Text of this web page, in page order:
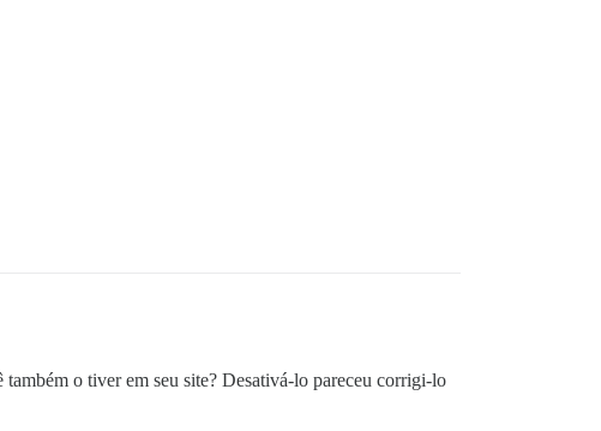
também o tiver em seu site? Desativá-lo pareceu corrigi-lo